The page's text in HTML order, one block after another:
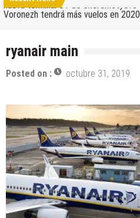
nueva terminal C1 de Sheremetyevo
Voronezh tendrá más vuelos en 2020
Saratov tiene su nuevo aeropuerto
Wizz Air expande su base de Skopje
nuevos destinos
Tour de Francia 2019: mucha
Eddy Merckx y la ausencia de Chris
Bulgaria y Turquía compiten por
planta industrial de Volkswagen
¿Cuántas ciudades rusas pueden
territorio de Moscú al comparar su
Turkish Airlines se trasladó al nuevo
ryanair main
Posted on : octubre 31, 2019